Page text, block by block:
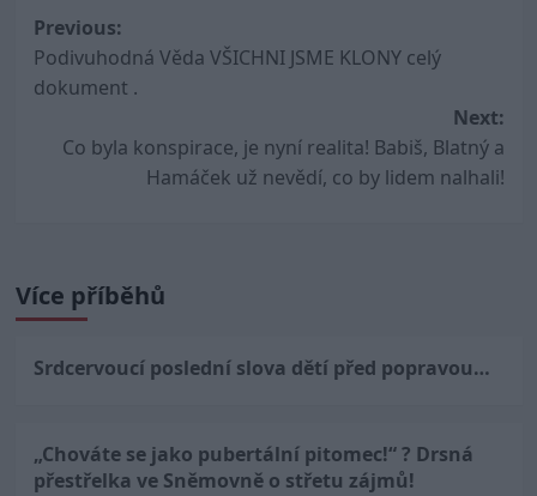
Post
navigation
Previous:
Podivuhodná Věda VŠICHNI JSME KLONY celý
dokument .
Next:
Co byla konspirace, je nyní realita! Babiš, Blatný a
Hamáček už nevědí, co by lidem nalhali!
Více příběhů
Srdcervoucí poslední slova dětí před popravou…
„Chováte se jako pubertální pitomec!“ ? Drsná
přestřelka ve Sněmovně o střetu zájmů!